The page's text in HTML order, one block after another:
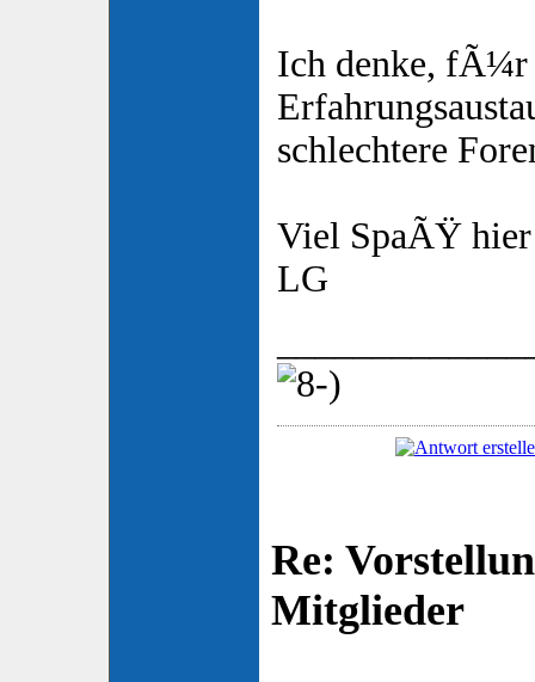
Ich denke, fÃ¼r
schlechtere
Viel SpaÃŸ
LG
Re:
Mitglieder